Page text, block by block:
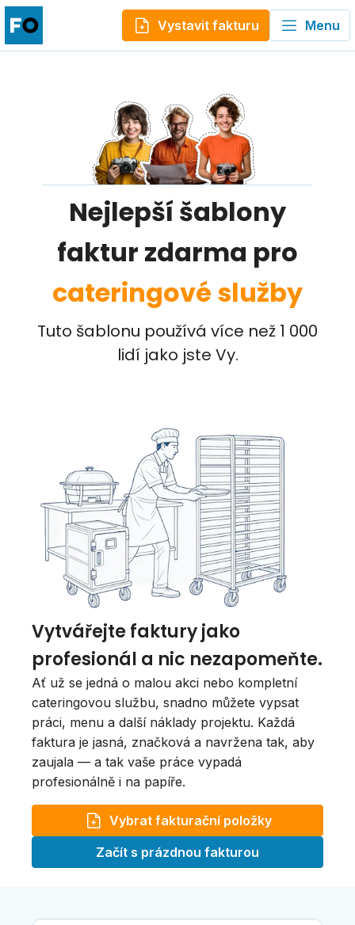
Vystavit fakturu Menu
Nejlepší šablony
faktur zdarma pro
cateringové služby
Tuto šablonu používá více než 1 000
lidí jako jste Vy.
Vytvářejte faktury jako
profesionál a nic nezapomeňte.
Ať už se jedná o malou akci nebo kompletní
cateringovou službu, snadno můžete vypsat
práci, menu a další náklady projektu. Každá
faktura je jasná, značková a navržena tak, aby
zaujala — a tak vaše práce vypadá
profesionálně i na papíře.
Vybrat fakturační položky
Začít s prázdnou fakturou